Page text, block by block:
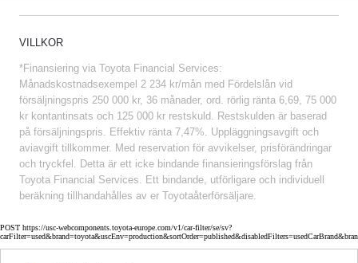
VILLKOR
*Finansiering via Toyota Financial Services:
Månadskostnadsexempel 2 234 kr/mån med Fördelslån vid
försäljningspris 250 000 kr, 36 månader, ord. rörlig ränta 6,69, 75 000
kr kontantinsats och 125 000 kr restskuld. Restskulden är baserad
på försäljningspris. Effektiv ränta 7,47%. Uppläggningsavgift och
aviavgift tillkommer. Med reservation för avvikelser, prisförändringar
och tryckfel. Detta är ett icke bindande finansieringsförslag från
Toyota Financial Services. Ett bindande, utförligare och individuell
beräkning tillhandahålles av er Toyotaåterförsäljare.
POST https://usc-webcomponents.toyota-europe.com/v1/car-filter/se/sv?